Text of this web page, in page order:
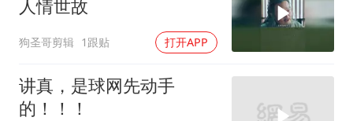
向鹏0-3不敌张本智和
Meta重新支棱起来了吗
人情世故
狗圣哥剪辑 1跟贴 打开APP
讲真，是球网先动手
的！！！